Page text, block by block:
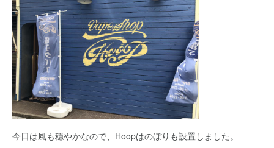
今日は風も穏やかなので、Hoopはのぼりも設置しました。